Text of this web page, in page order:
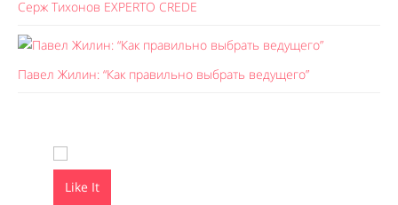
Серж Тихонов EXPERTO CREDE
Павел Жилин: “Как правильно выбрать ведущего”
Like It